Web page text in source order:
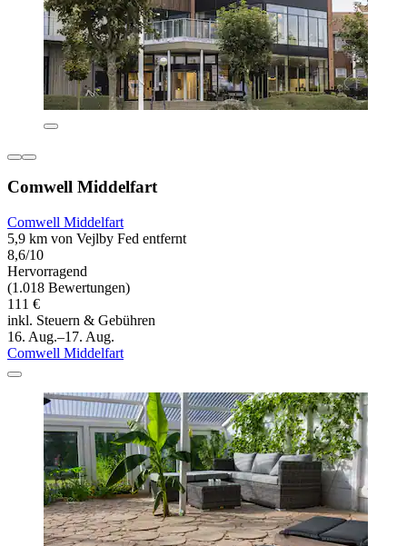
Comwell Middelfart
Comwell Middelfart
5,9 km von Vejlby Fed entfernt
8,6/10
Hervorragend
(1.018 Bewertungen)
111 €
inkl. Steuern & Gebühren
16. Aug.–17. Aug.
Comwell Middelfart